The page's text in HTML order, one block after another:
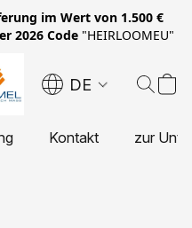
im Wert von 1.500 €
2026 Code"HEIRLOOMEU"
DE
Kontakt zur